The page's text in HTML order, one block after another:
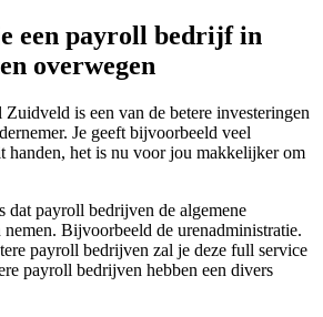
een payroll bedrijf in
overwegen
is een van de betere investeringen
Je geeft bijvoorbeeld veel
handen, het is nu voor jou makkelijker om
dat payroll bedrijven de algemene
Bijvoorbeeld de urenadministratie.
payroll bedrijven zal je deze full service
payroll bedrijven hebben een divers